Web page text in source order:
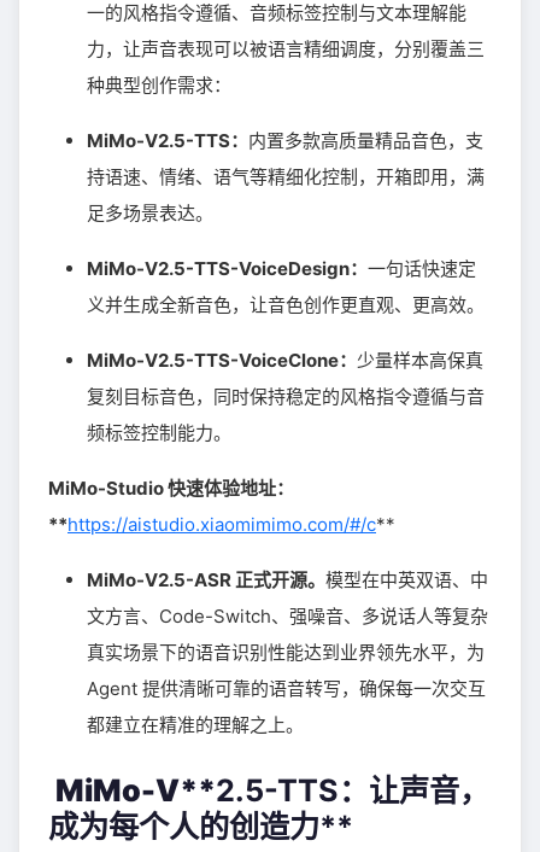
一的风格指令遵循、音频标签控制与文本理解能
力，让声音表现可以被语言精细调度，分别覆盖三
种典型创作需求：
MiMo-V2.5-TTS： 内置多款高质量精品音色，支
持语速、情绪、语气等精细化控制，开箱即用，满
足多场景表达。
MiMo-V2.5-TTS-VoiceDesign： 一句话快速定
义并生成全新音色，让音色创作更直观、更高效。
MiMo-V2.5-TTS-VoiceClone： 少量样本高保真
复刻目标音色，同时保持稳定的风格指令遵循与音
频标签控制能力。
MiMo-Studio 快速体验地址：
**https://aistudio.xiaomimimo.com/#/c**
MiMo-V2.5-ASR 正式开源。 模型在中英双语、中
文方言、Code-Switch、强噪音、多说话人等复杂
真实场景下的语音识别性能达到业界领先水平，为
Agent 提供清晰可靠的语音转写，确保每一次交互
都建立在精准的理解之上。
MiMo-V**2.5-TTS： 让声音，
成为每个人的创造力**